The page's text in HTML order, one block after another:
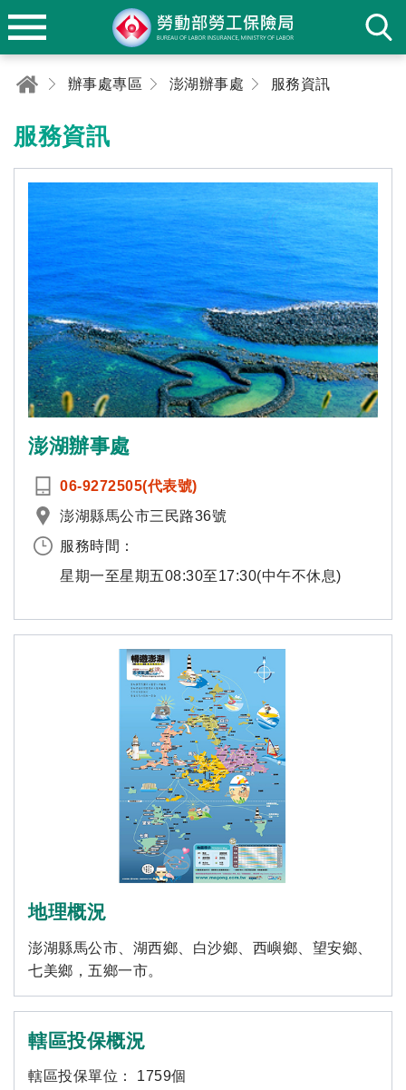
辦事處專區 澎湖辦事處 服務資訊
服務資訊
澎湖辦事處
06-9272505(代表號)
澎湖縣馬公市三民路36號
服務時間：
星期一至星期五08:30至17:30(中午不休息)
地理概況
澎湖縣馬公市、湖西鄉、白沙鄉、西嶼鄉、望安鄉、
七美鄉，五鄉一市。
轄區投保概況
轄區投保單位： 1759個